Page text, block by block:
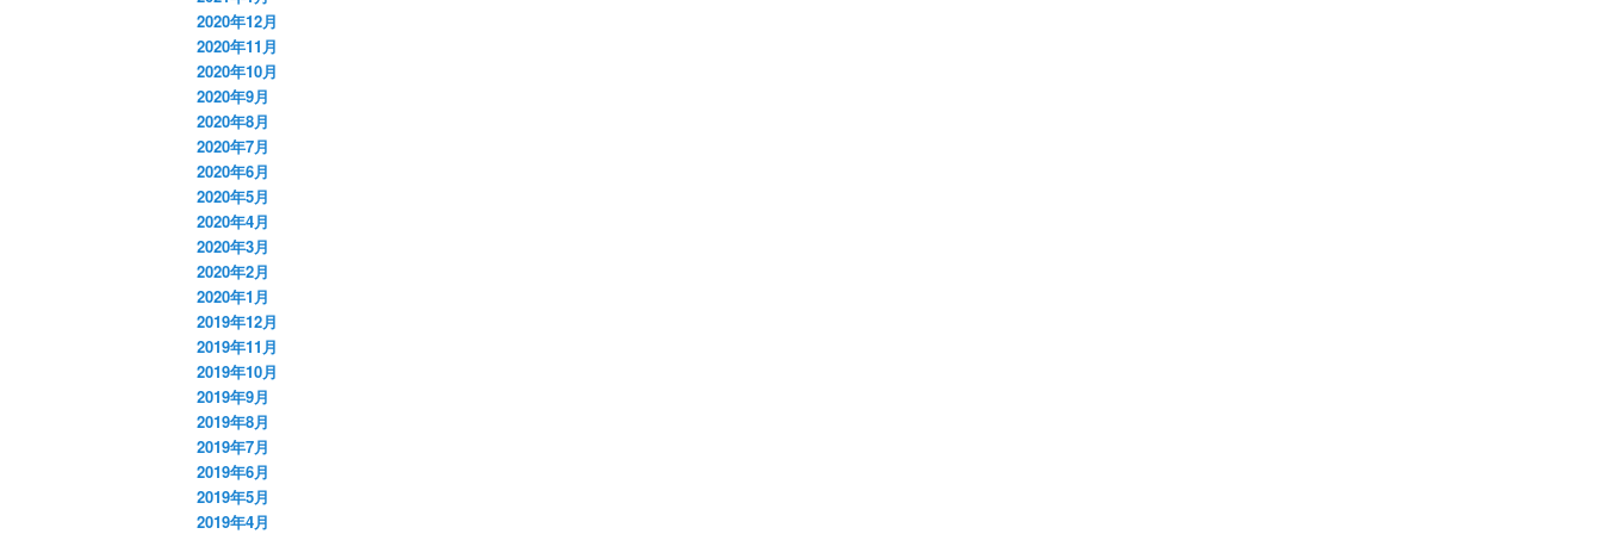
2020年12月
2020年11月
2020年10月
2020年9月
2020年8月
2020年7月
2020年6月
2020年5月
2020年4月
2020年3月
2020年2月
2020年1月
2019年12月
2019年11月
2019年10月
2019年9月
2019年8月
2019年7月
2019年6月
2019年5月
2019年4月